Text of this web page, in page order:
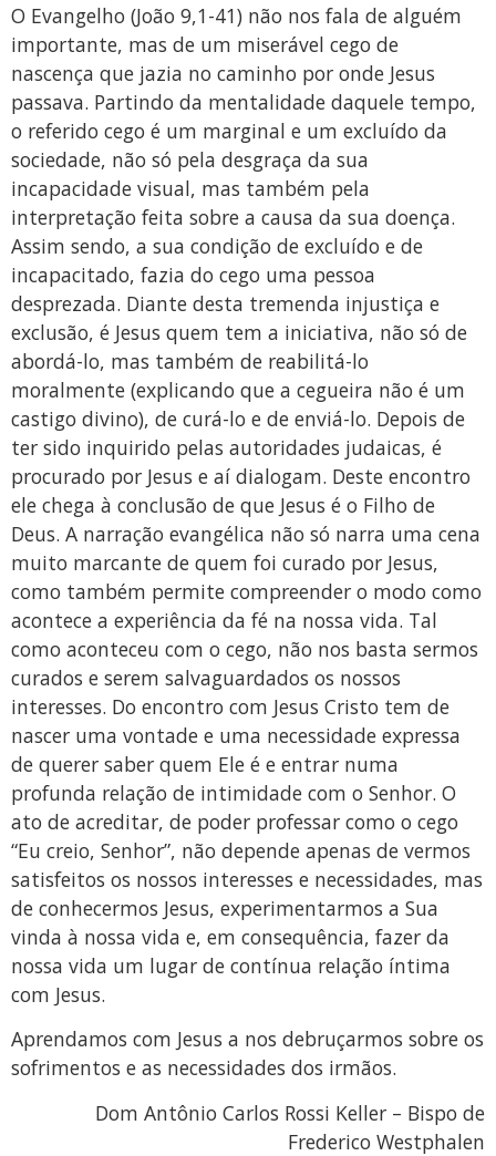
O Evangelho (João 9,1-41) não nos fala de alguém
importante, mas de um miserável cego de
nascença que jazia no caminho por onde Jesus
passava. Partindo da mentalidade daquele tempo,
o referido cego é um marginal e um excluído da
sociedade, não só pela desgraça da sua
incapacidade visual, mas também pela
interpretação feita sobre a causa da sua doença.
Assim sendo, a sua condição de excluído e de
incapacitado, fazia do cego uma pessoa
desprezada. Diante desta tremenda injustiça e
exclusão, é Jesus quem tem a iniciativa, não só de
abordá-lo, mas também de reabilitá-lo
moralmente (explicando que a cegueira não é um
castigo divino), de curá-lo e de enviá-lo. Depois de
ter sido inquirido pelas autoridades judaicas, é
procurado por Jesus e aí dialogam. Deste encontro
ele chega à conclusão de que Jesus é o Filho de
Deus. A narração evangélica não só narra uma cena
muito marcante de quem foi curado por Jesus,
como também permite compreender o modo como
acontece a experiência da fé na nossa vida. Tal
como aconteceu com o cego, não nos basta sermos
curados e serem salvaguardados os nossos
interesses. Do encontro com Jesus Cristo tem de
nascer uma vontade e uma necessidade expressa
de querer saber quem Ele é e entrar numa
profunda relação de intimidade com o Senhor. O
ato de acreditar, de poder professar como o cego
“Eu creio, Senhor”, não depende apenas de vermos
satisfeitos os nossos interesses e necessidades, mas
de conhecermos Jesus, experimentarmos a Sua
vinda à nossa vida e, em consequência, fazer da
nossa vida um lugar de contínua relação íntima
com Jesus.
Aprendamos com Jesus a nos debruçarmos sobre os
sofrimentos e as necessidades dos irmãos.
Dom Antônio Carlos Rossi Keller – Bispo de
Frederico Westphalen